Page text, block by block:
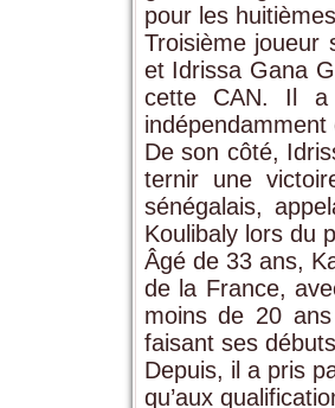
pour les
Troisième joueur
et Idrissa Gana
cette CAN. Il a
indépendamment
De son côté,
ternir une
sénégalais,
Koulibaly lors du
Âgé de 33 ans,
de la France,
moins de 20
faisant ses
Depuis, il a pris
qu’aux